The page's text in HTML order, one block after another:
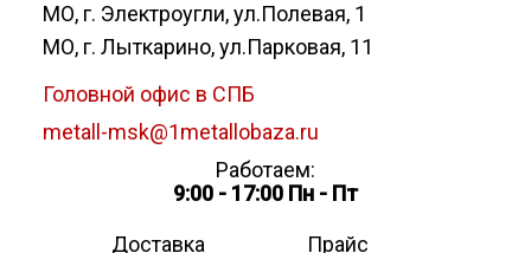
МО, г. Электроугли, ул.Полевая, 1
МО, г. Лыткарино, ул.Парковая, 11
Головной офис в СПБ
metall-msk@1metallobaza.ru
Работаем:
9:00 - 17:00 Пн - Пт
Доставка Прайс